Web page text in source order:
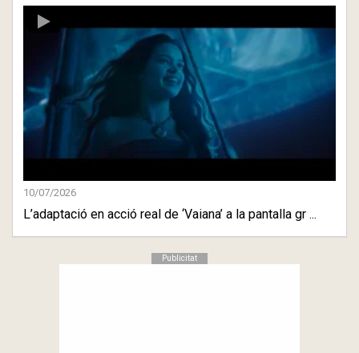
10/07/2026
L’adaptació en acció real de ‘Vaiana’ a la pantalla gr ...
Publicitat